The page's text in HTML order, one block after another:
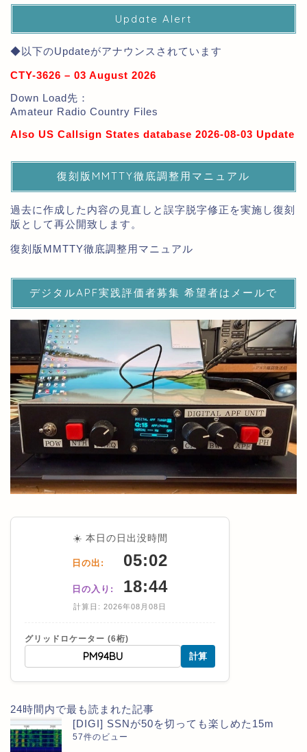
Update Alert
◆以下のUpdateがアナウンスされています
CTY-3626 – 03 August 2026
Down Load先：
Amateur Radio Country Files
Also US Callsign States database 2026-08-03 Update
復刻版MMTTY徹底調整用マニュアル
過去に作成した内容の見直しと誤字脱字修正を実施し復刻
版として再公開致します。
復刻版MMTTY徹底調整用マニュアル
デジタルAPF実践評価者募集 希望者はメールで
☀️ 本日の日出没時間
日の出: 05:02
日の入り: 18:44
計算日: 2026年08月08日
グリッドロケーター (6桁)
計算
24時間内で最も読まれた記事
[DIGI] SSNが50を切っても楽しめた15m
57件のビュー